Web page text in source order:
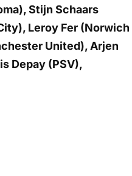
Stijn Schaars
Leroy Fer (Norwich
United), Arjen
Depay (PSV),